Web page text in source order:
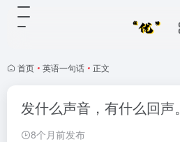
首页 • 英语一句话 • 正文
发什么声音，有什么回声。
8个月前发布